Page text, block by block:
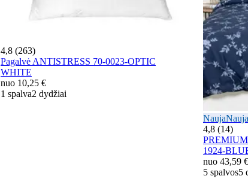
4,8 (263)
Pagalvė ANTISTRESS 70-0023-OPTIC
WHITE
nuo 10,25 €
1 spalva2 dydžiai
NaujaNauja
4,8 (14)
PREMIUM
1924-
nuo 43,59 €
5 spalvos5